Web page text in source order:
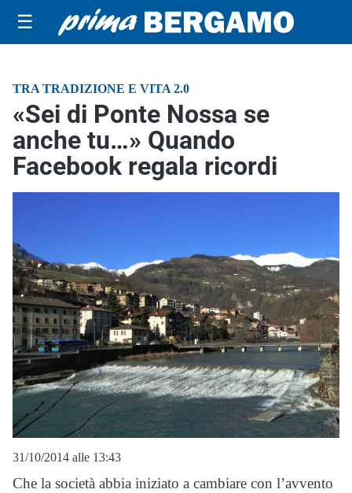
☰
TRA TRADIZIONE E VITA 2.0
«Sei di Ponte Nossa se
anche tu…» Quando
Facebook regala ricordi
31/10/2014 alle 13:43
Che la società abbia iniziato a cambiare con l’avvento